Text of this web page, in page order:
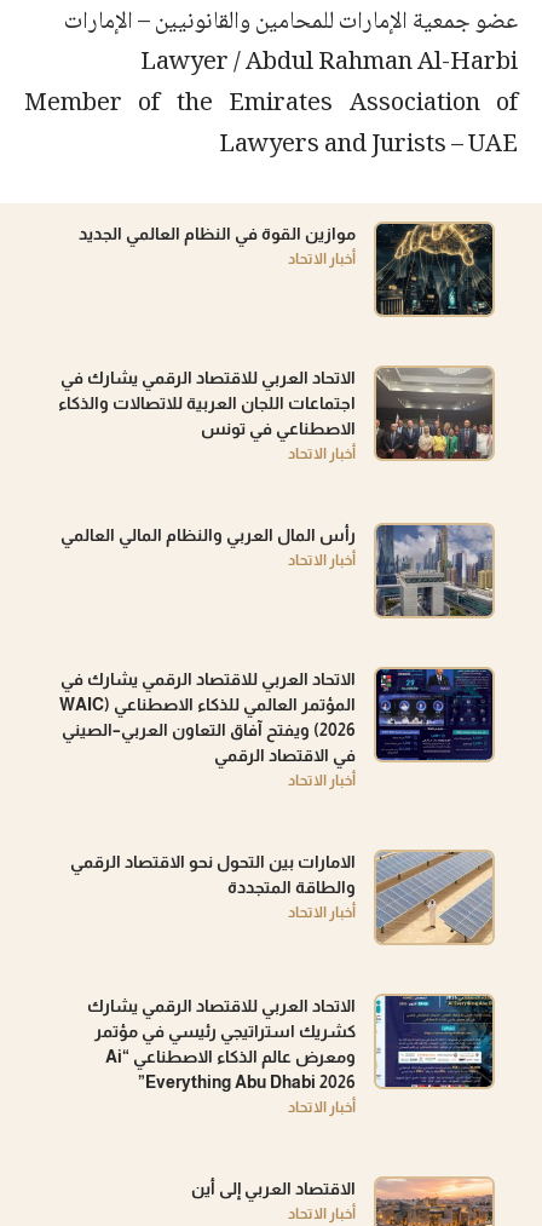
عضو جمعية الإمارات للمحامين والقانونيين – الإمارات
Lawyer / Abdul Rahman Al-Harbi
Member of the Emirates Association of
Lawyers and Jurists – UAE
موازين القوة في النظام العالمي الجديد
أخبار الاتحاد
الاتحاد العربي للاقتصاد الرقمي يشارك في
اجتماعات اللجان العربية للاتصالات والذكاء
الاصطناعي في تونس
أخبار الاتحاد
رأس المال العربي والنظام المالي العالمي
أخبار الاتحاد
الاتحاد العربي للاقتصاد الرقمي يشارك في
المؤتمر العالمي للذكاء الاصطناعي (WAIC
2026) ويفتح آفاق التعاون العربي–الصيني
في الاقتصاد الرقمي
أخبار الاتحاد
الامارات بين التحول نحو الاقتصاد الرقمي
والطاقة المتجددة
أخبار الاتحاد
الاتحاد العربي للاقتصاد الرقمي يشارك
كشريك استراتيجي رئيسي في مؤتمر
ومعرض عالم الذكاء الاصطناعي “Ai
Everything Abu Dhabi 2026”
أخبار الاتحاد
الاقتصاد العربي إلى أين
أخبار الاتحاد